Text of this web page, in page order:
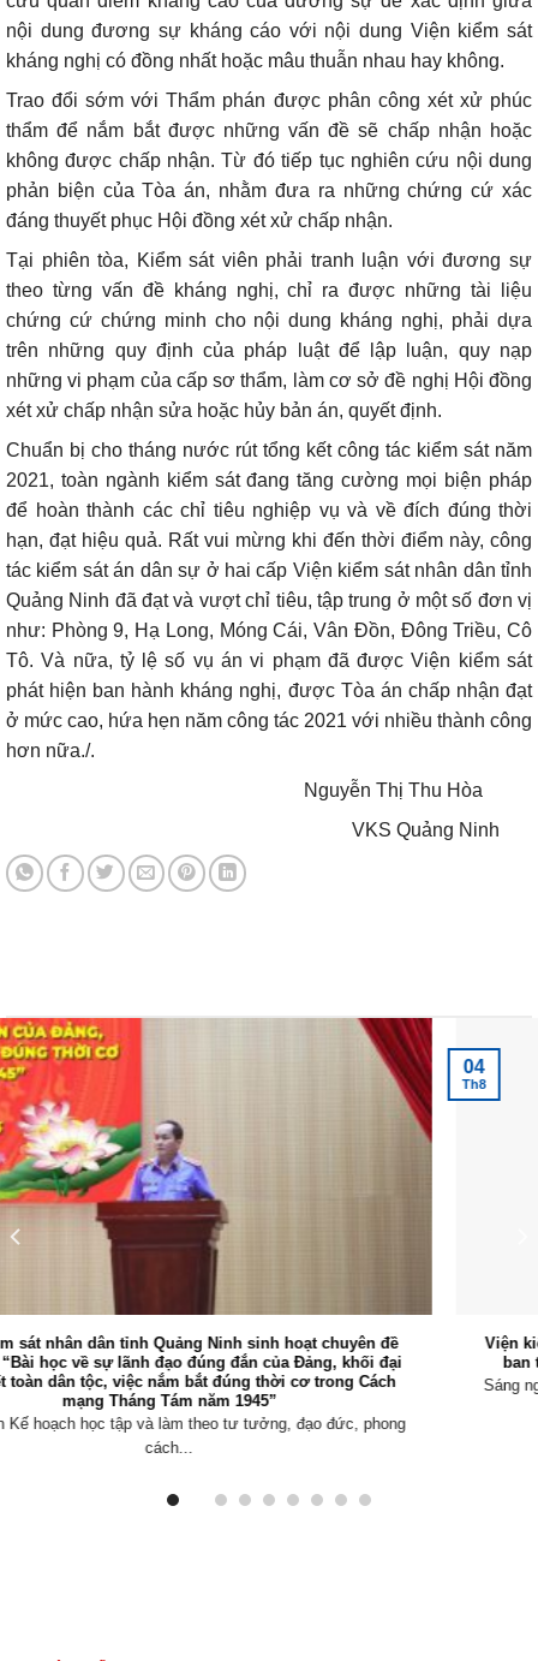
nội dung đương sự kháng cáo với nội dung Viện kiểm sát
kháng nghị có đồng nhất hoặc mâu thuẫn nhau hay không.
Trao đổi sớm với Thẩm phán được phân công xét xử phúc
thẩm để nắm bắt được những vấn đề sẽ chấp nhận hoặc
không được chấp nhận. Từ đó tiếp tục nghiên cứu nội dung
phản biện của Tòa án, nhằm đưa ra những chứng cứ xác
đáng thuyết phục Hội đồng xét xử chấp nhận.
Tại phiên tòa, Kiểm sát viên phải tranh luận với đương sự
theo từng vấn đề kháng nghị, chỉ ra được những tài liệu
chứng cứ chứng minh cho nội dung kháng nghị, phải dựa
trên những quy định của pháp luật để lập luận, quy nạp
những vi phạm của cấp sơ thẩm, làm cơ sở đề nghị Hội đồng
xét xử chấp nhận sửa hoặc hủy bản án, quyết định.
Chuẩn bị cho tháng nước rút tổng kết công tác kiểm sát năm
2021, toàn ngành kiểm sát đang tăng cường mọi biện pháp
để hoàn thành các chỉ tiêu nghiệp vụ và về đích đúng thời
hạn, đạt hiệu quả. Rất vui mừng khi đến thời điểm này, công
tác kiểm sát án dân sự ở hai cấp Viện kiểm sát nhân dân tỉnh
Quảng Ninh đã đạt và vượt chỉ tiêu, tập trung ở một số đơn vị
như: Phòng 9, Hạ Long, Móng Cái, Vân Đồn, Đông Triều, Cô
Tô. Và nữa, tỷ lệ số vụ án vi phạm đã được Viện kiểm sát
phát hiện ban hành kháng nghị, được Tòa án chấp nhận đạt
ở mức cao, hứa hẹn năm công tác 2021 với nhiều thành công
hơn nữa./.
Nguyễn Thị Thu Hòa
VKS Quảng Ninh
Viện kiểm sát nhân dân tỉnh Quảng Ninh tổ chức Hội nghị giao
ban trực tuyến triển khai nhiệm vụ trọng tâm tháng 8/2026
Sáng ngày 03/8/2026, Viện kiểm sát nhân dân (VKSND) tỉnh Quảng
Ninh tổ chức Hội...
04
Th8